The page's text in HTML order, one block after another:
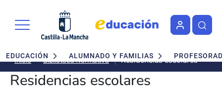
Navegación principal
EDUCACIÓN ALUMNADO Y FAMILIAS
Inicio Biblioteca Normativa Residencias escolares
Residencias escolares